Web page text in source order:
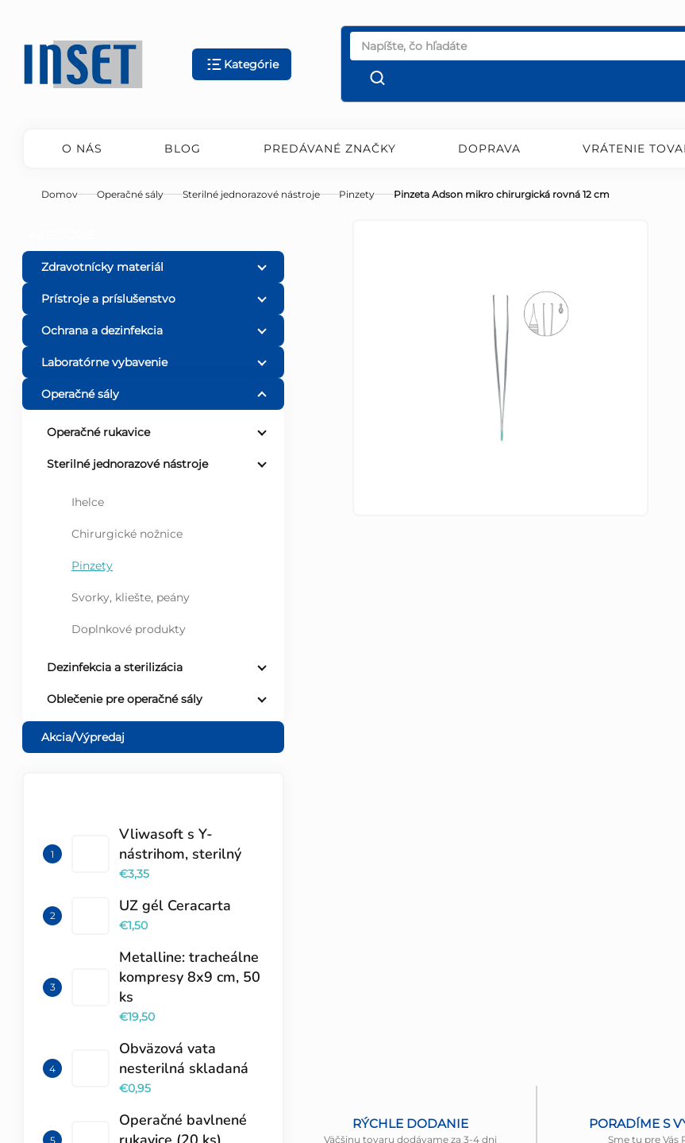
obsah
Kategórie
O NÁS BLOG PREDÁVANÉ ZNAČKY DOPRAVA VRÁTENIE
Domov Operačné sály Sterilné jednorazové nástroje Pinzety Pinzeta Adson mikro chirurgická rovná 12 cm
o
č
n
ý
Zdravotnícky materiál
Prístroje a príslušenstvo
Ochrana a dezinfekcia
Laboratórne vybavenie
Operačné sály
Operačné rukavice
Sterilné jednorazové nástroje
Ihelce
Chirurgické nožnice
Pinzety
Svorky, kliešte, peány
Doplnkové produkty
Dezinfekcia a sterilizácia
Oblečenie pre operačné sály
Akcia/Výpredaj
Vliwasoft s Y-
nástrihom, sterilný
€3,35
UZ gél Ceracarta
€1,50
Metalline: tracheálne
kompresy 8x9 cm, 50
ks
€19,50
Obväzová vata
nesterilná skladaná
€0,95
Operačné bavlnené
RÝCHLE DODANIE
Väčšinu tovaru dodávame za 3-4 dni
PORADÍME S
Sme tu pre Vás